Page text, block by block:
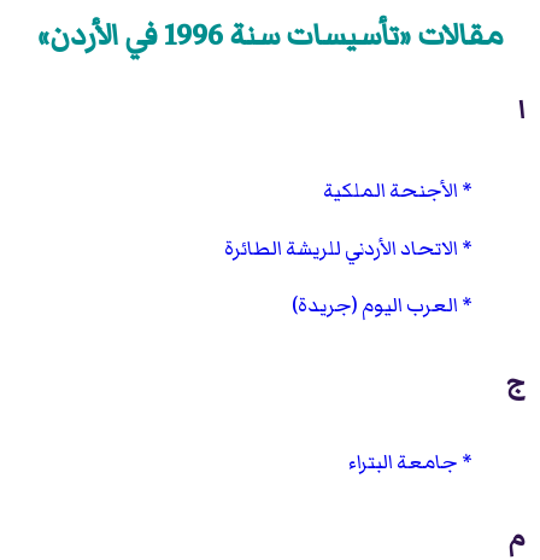
مقالات «تأسيسات سنة 1996 في الأردن»
ا
الأجنحة الملكية
الاتحاد الأردني للريشة الطائرة
العرب اليوم (جريدة)
ج
جامعة البتراء
م